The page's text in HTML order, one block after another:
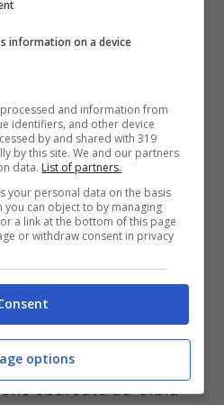
risuccedere.
è un privilegio da
serve il pugno duro.
della Sardegna,
questo:controlli
aeroporti.
riportato da alcuni
non sembra che sia
evidenziano che in
sbarcate ad Olbia
information on a device
and information from
identifiers, and other device
by and shared with 319
by this site. We and our partners
data. List of partners.
your personal data on the basis
you can object to by managing
a link at the bottom of this page
or withdraw consent in privacy
options